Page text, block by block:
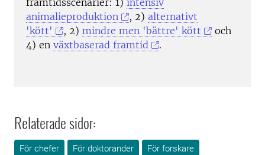
framtidsscenarier: 1) intensiv
animalieproduktion
, 2)alternativt
'kött'
, 2)mindre men 'bättre' kött
och
4) en växtbaserad framtid .
Relaterade sidor:
För chefer För doktorander
För forskare